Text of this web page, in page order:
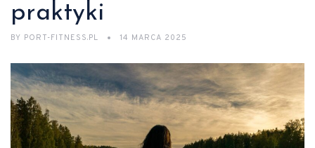
praktyki
BY PORT-FITNESS.PL 14 MARCA 2025